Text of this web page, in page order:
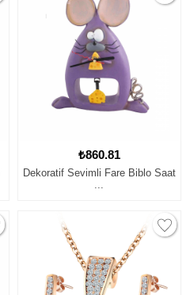
₺860.81
Dekoratif Sevimli Fare Biblo Saat
...